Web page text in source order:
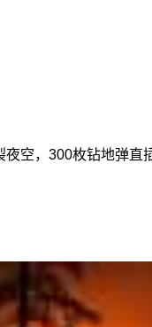
空，300枚钻地弹直